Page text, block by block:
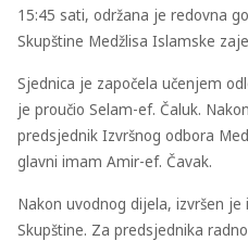
15:45 sati, održana je redovna
Skupštine Medžlisa Islamske
Sjednica je započela učenjem
je proučio Selam-ef. Čaluk.
predsjednik Izvršnog odbora
glavni imam Amir-ef. Čavak.
Nakon uvodnog dijela, izvršen
Skupštine. Za predsjednika